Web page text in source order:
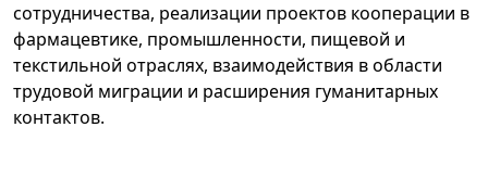
сотрудничества, реализации проектов кооперации в
фармацевтике, промышленности, пищевой и
текстильной отраслях, взаимодействия в области
трудовой миграции и расширения гуманитарных
контактов.